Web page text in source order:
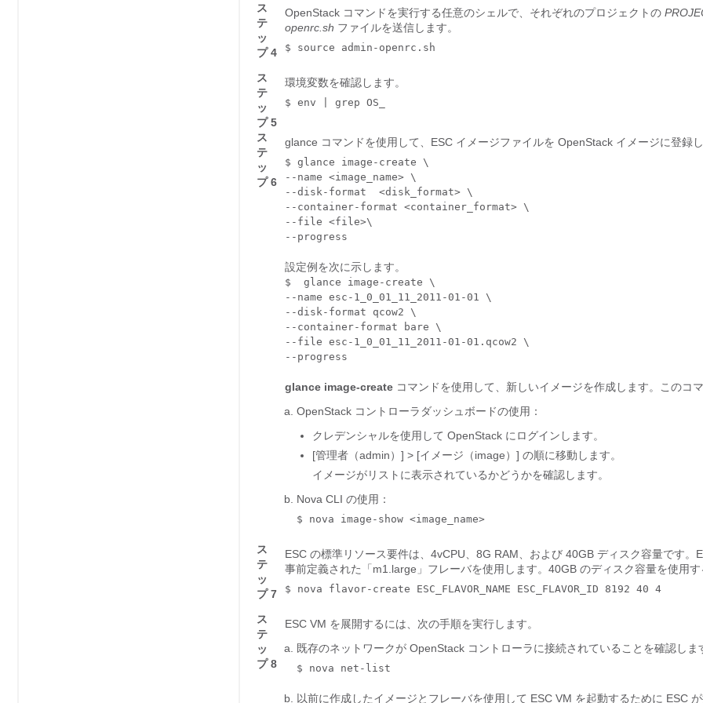
ス
テ
ッ
プ 4
OpenStack コマンドを実行する任意のシェルで、それぞれのプロジェクトの
openrc.sh ファイルを送信します。
$ source admin-openrc.sh
ス
テ
ッ
プ 5
環境変数を確認します。
$ env | grep OS_
ス
テ
ッ
プ 6
glance コマンドを使用して、ESC イメージファイルを OpenStack イメージに登録し
$ glance image-create \
--name <image_name> \
--disk-format <disk_format> \
--container-format <container_format> \
--file <file>\
--progress
設定例を次に示します。
$  glance image-create \
--name esc-1_0_01_11_2011-01-01 \
--disk-format qcow2 \
--container-format bare \
--file esc-1_0_01_11_2011-01-01.qcow2 \
--progress
glance image-create コマンドを使用して、新しいイメージを作成します。このコ
OpenStack コントローラダッシュボードの使用：
クレデンシャルを使用して OpenStack にログインします。
[管理者（admin）] > [イメージ（image）] の順に移動します。
イメージがリストに表示されているかどうかを確認します。
Nova CLI の使用：
$ nova image-show <image_name>
ス
テ
ッ
プ 7
ESC の標準リソース要件は、4vCPU、8G RAM、および 40GB ディスク容量です
事前定義された「m1.large」フレーバを使用します。40GB のディスク容量を使用
$ nova flavor-create ESC_FLAVOR_NAME ESC_FLAVOR_ID 8192 40 4
ス
テ
ッ
プ 8
ESC VM を展開するには、次の手順を実行します。
既存のネットワークが OpenStack コントローラに接続されていることを確認し
$ nova net-list
以前に作成したイメージとフレーバを使用して ESC VM を起動するために ESC